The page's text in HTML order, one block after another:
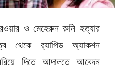
ও মেহেরুন রুনি হত্যার
থেকে র‌্যাপিড অ্যাকশন
দিতে আদালতে আবেদন